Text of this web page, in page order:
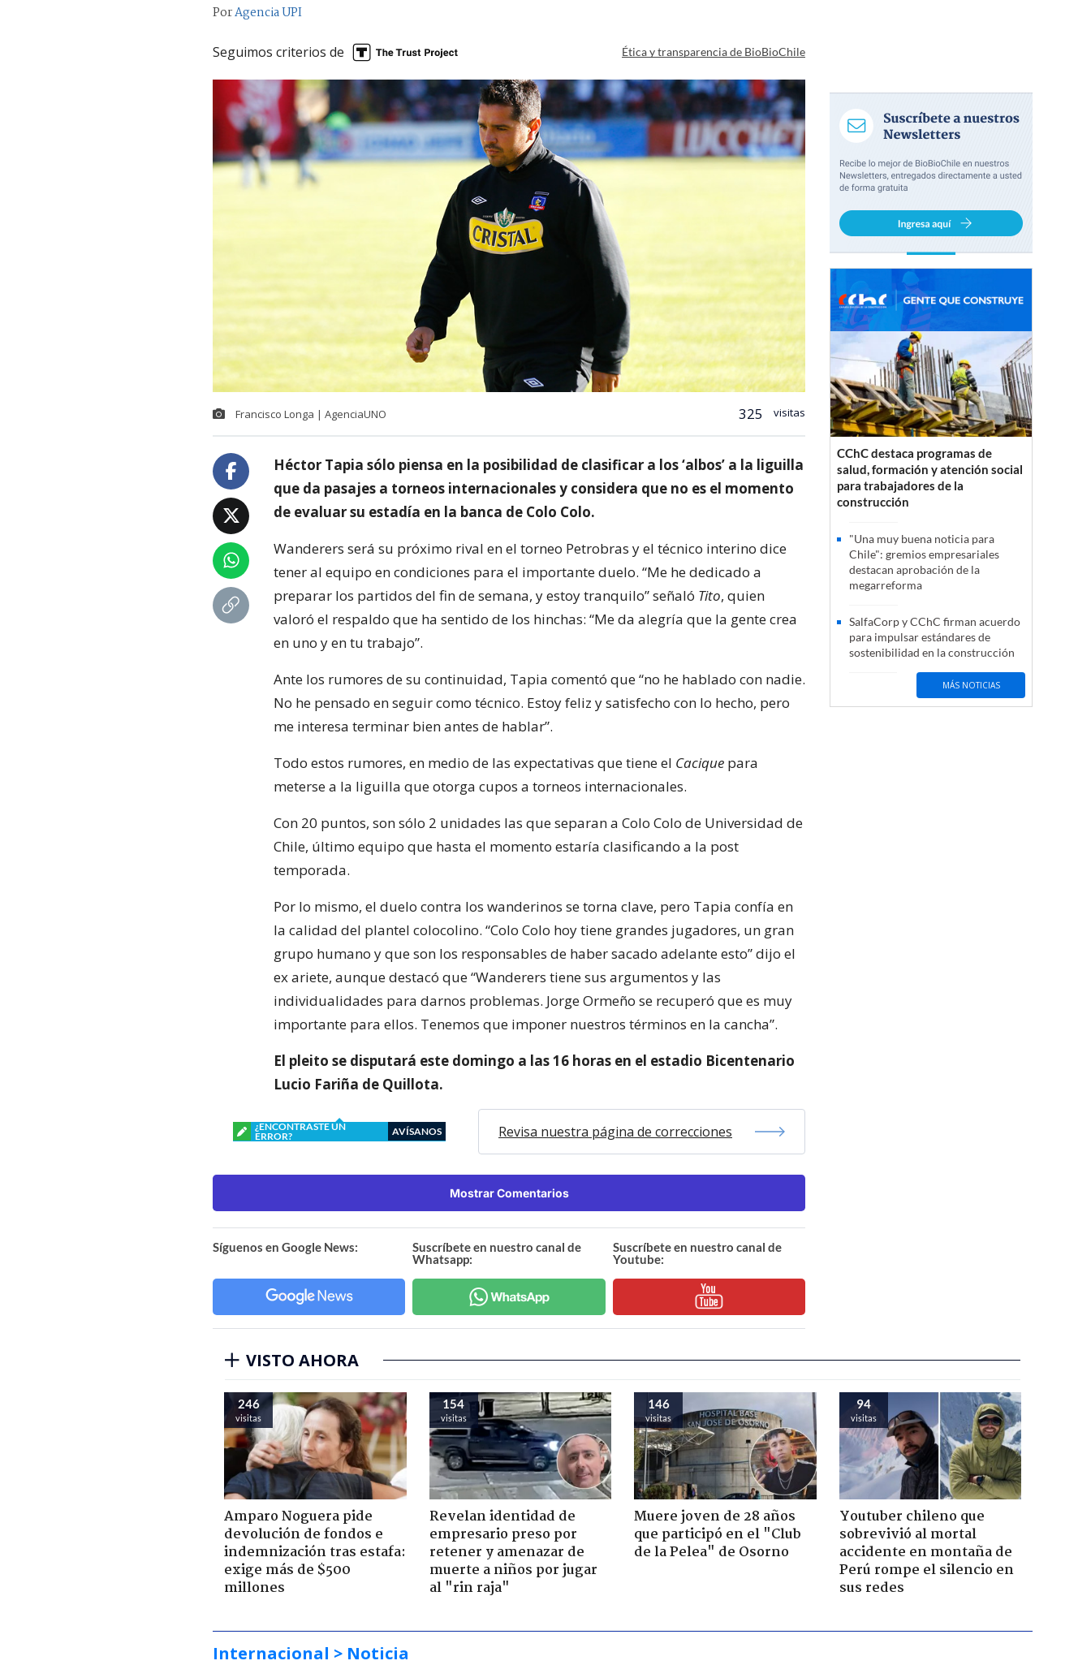
PorAgencia UPI
Seguimos criterios de Ética y transparencia de BioBioChile
Francisco Longa | AgenciaUNO 325 visitas
Héctor Tapia sólo piensa en la posibilidad de clasificar a los ‘albos’ a la liguilla
que da pasajes a torneos internacionales y considera que no es el momento
de evaluar su estadía en la banca de Colo Colo.
Wanderers será su próximo rival en el torneo Petrobras y el técnico interino dice
tener al equipo en condiciones para el importante duelo. “Me he dedicado a
preparar los partidos del fin de semana, y estoy tranquilo” señaló Tito, quien
valoró el respaldo que ha sentido de los hinchas: “Me da alegría que la gente crea
en uno y en tu trabajo”.
Ante los rumores de su continuidad, Tapia comentó que “no he hablado con nadie.
No he pensado en seguir como técnico. Estoy feliz y satisfecho con lo hecho, pero
me interesa terminar bien antes de hablar”.
Todo estos rumores, en medio de las expectativas que tiene el Cacique para
meterse a la liguilla que otorga cupos a torneos internacionales.
Con 20 puntos, son sólo 2 unidades las que separan a Colo Colo de Universidad de
Chile, último equipo que hasta el momento estaría clasificando a la post
temporada.
Por lo mismo, el duelo contra los wanderinos se torna clave, pero Tapia confía en
la calidad del plantel colocolino. “Colo Colo hoy tiene grandes jugadores, un gran
grupo humano y que son los responsables de haber sacado adelante esto” dijo el
ex ariete, aunque destacó que “Wanderers tiene sus argumentos y las
individualidades para darnos problemas. Jorge Ormeño se recuperó que es muy
importante para ellos. Tenemos que imponer nuestros términos en la cancha”.
El pleito se disputará este domingo a las 16 horas en el estadio Bicentenario
Lucio Fariña de Quillota.
¿ENCONTRASTE UN
ERROR?
AVÍSANOS Revisa nuestra página de correcciones
Mostrar Comentarios
Síguenos en Google News:
Suscríbete en nuestro canal de
Whatsapp:
Suscríbete en nuestro canal de
Youtube:
CChC destaca programas de
salud, formación y atención social
para trabajadores de la
construcción
"Una muy buena noticia para
Chile": gremios empresariales
destacan aprobación de la
megarreforma
SalfaCorp y CChC firman acuerdo
para impulsar estándares de
sostenibilidad en la construcción
MÁS NOTICIAS
VISTO AHORA
246
visitas
Amparo Noguera pide
devolución de fondos e
indemnización tras estafa:
exige más de $500
millones
154
visitas
Revelan identidad de
empresario preso por
retener y amenazar de
muerte a niños por jugar
al "rin raja"
146
visitas
Muere joven de 28 años
que participó en el "Club
de la Pelea" de Osorno
94
visitas
Youtuber chileno que
sobrevivió al mortal
accidente en montaña de
Perú rompe el silencio en
sus redes
Internacional > Noticia